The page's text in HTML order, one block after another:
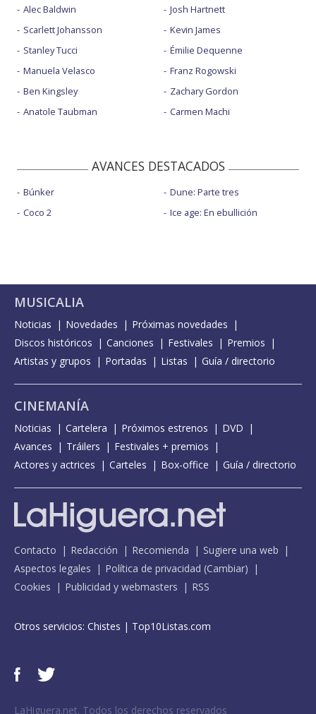
Alec Baldwin
Scarlett Johansson
Stanley Tucci
Manuela Velasco
Ben Kingsley
Anatole Taubman
Josh Hartnett
Kevin James
Émilie Dequenne
Franz Rogowski
Zachary Gordon
Carmen Machi
AVANCES DESTACADOS
Búnker
Coco 2
Dune: Parte tres
Ice age: En ebullición
MUSICALIA
Noticias Novedades
Próximas novedades
Discos históricos
Canciones Festivales
Premios
Artistas y grupos
Portadas Listas Guía / directorio
CINEMANÍA
Noticias Cartelera Próximos estrenos
DVD
Avances
Tráilers
Festivales + premios
Actores y actrices
Carteles Box-office Guía / directorio
Contacto Redacción Recomienda
Sugiere una web
Aspectos legales
Política de privacidad (Cambiar)
Cookies
Publicidad y webmasters RSS
Otros servicios: Chistes | Top10Listas.com
LaHiguera.net. Todos los derechos reservados